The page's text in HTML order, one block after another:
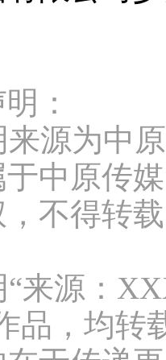
：
源为中
中原传
不得转
来源：
品，均转